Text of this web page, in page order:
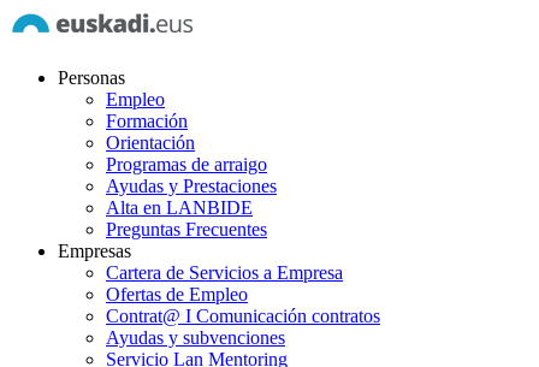
Personas
Empleo
Formación
Orientación
Programas de arraigo
Ayudas y Prestaciones
Alta en LANBIDE
Preguntas Frecuentes
Empresas
Cartera de Servicios a Empresa
Ofertas de Empleo
Contrat@ I Comunicación contratos
Ayudas y subvenciones
Servicio Lan Mentoring